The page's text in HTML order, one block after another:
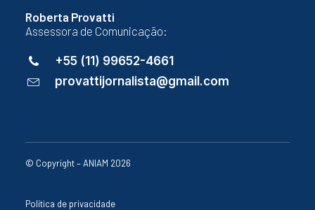
Roberta Provatti
Assessora de Comunicação:
+55 (11) 99652-4661
provattijornalista@gmail.com
© Copyright – ANIAM 2026
Política de privacidade